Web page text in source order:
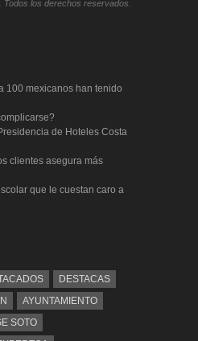
los derechos reservados.
100 mexicanos han tenido
de Hoteles Costa
clientes asegura más
que le cuestan caro a
DESTACAS
AYUNTAMIENTO
SOTO